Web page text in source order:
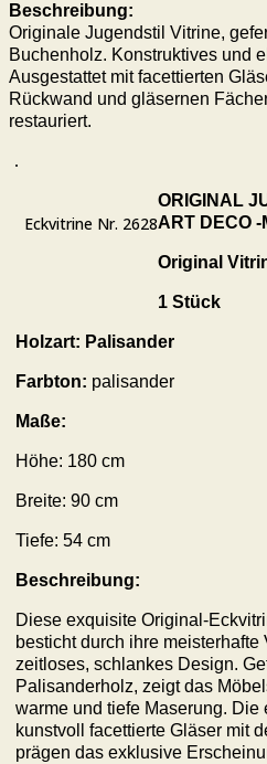
Beschreibung:
Originale Jugendstil Vitrine,
Buchenholz. Konstruktives und
Ausgestattet mit facettierten
Rückwand und gläsernen
restauriert.
Eckvitrine Nr. 2628
ORIGINAL
ART DECO -
Original
1 Stück
Holzart: Palisander
Farbton: palisander
Maße:
Höhe: 180 cm
Breite: 90 cm
Tiefe: 54 cm
Beschreibung:
Diese exquisite Original-
besticht durch ihre meisterhafte
zeitloses, schlankes Design.
Palisanderholz, zeigt das
warme und tiefe Maserung. Die
kunstvoll facettierte Gläser mit
prägen das exklusive